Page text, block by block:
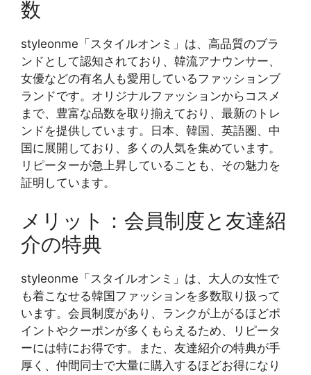
数
styleonme「スタイルオンミ」は、高品質のブラ
ンドとして認知されており、韓流アナウンサー、
女優などの有名人も愛用しているファッションブ
ランドです。オリジナルファッションからコスメ
まで、豊富な品数を取り揃えており、最新のトレ
ンドを提供しています。日本、韓国、英語圏、中
国に展開しており、多くの人気を集めています。
リピーターが急上昇していることも、その魅力を
証明しています。
メリット：会員制度と友達紹
介の特典
styleonme「スタイルオンミ」は、大人の女性で
も着こなせる韓国ファッションを多数取り扱って
います。会員制度があり、ランクが上がるほどポ
イントやクーポンが多くもらえるため、リピータ
ーには特にお得です。また、友達紹介の特典が手
厚く、仲間同士で大量に購入するほどお得になり